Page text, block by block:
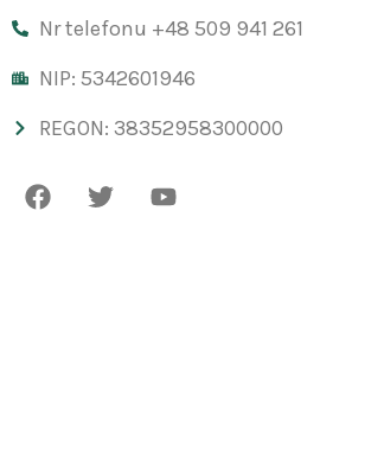
Nr telefonu +48 509 941 261
NIP: 5342601946
REGON: 38352958300000